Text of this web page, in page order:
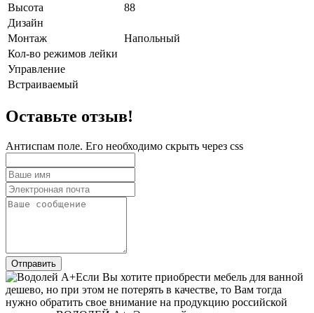
Высота
88
Дизайн
Монтаж
Напольный
Кол-во режимов лейки
Управление
Встраиваемый
Оставьте отзыв!
Антиспам поле. Его необходимо скрыть через css
Если Вы хотите приобрести мебель для ванной
дешево, но при этом не потерять в качестве, то Вам тогда
нужно обратить свое внимание на продукцию российской